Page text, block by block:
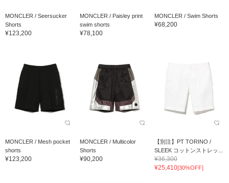
MONCLER / Seersucker
Shorts
¥123,200
MONCLER / Paisley print
swim shorts
¥78,100
MONCLER / Swim Shorts
¥68,200
MONCLER / Mesh pocket
shorts
¥123,200
MONCLER / Multicolor
Shorts
¥90,200
【別注】PT TORINO /
SLEEK コットンストレッ...
¥36,300
¥25,410[30%OFF]